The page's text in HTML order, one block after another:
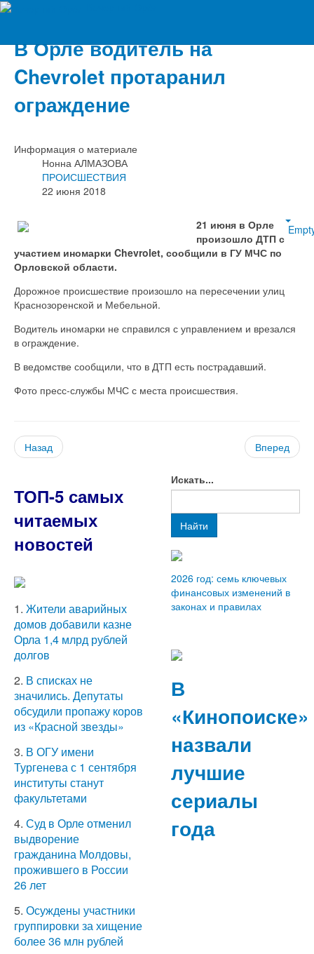
В Орле водитель на
Chevrolet протаранил
ограждение
Информация о материале
Нонна АЛМАЗОВА
ПРОИСШЕСТВИЯ
22 июня 2018
21 июня в Орле
произошло ДТП с
участием иномарки Chevrolet, сообщили в ГУ МЧС по
Орловской области.
Дорожное происшествие произошло на пересечении улиц
Краснозоренской и Мебельной.
Водитель иномарки не справился с управлением и врезался
в ограждение.
В ведомстве сообщили, что в ДТП есть пострадавший.
Фото пресс-службы МЧС с места происшествия.
Назад Вперед
ТОП-5 самых
читаемых
новостей
1. Жители аварийных
домов добавили казне
Орла 1,4 млрд рублей
долгов
2. В списках не
значились. Депутаты
обсудили пропажу коров
из «Красной звезды»
3. В ОГУ имени
Тургенева с 1 сентября
институты станут
факультетами
4. Суд в Орле отменил
выдворение
гражданина Молдовы,
прожившего в России
26 лет
5. Осуждены участники
группировки за хищение
более 36 млн рублей
Искать...
Найти
2026 год: семь ключевых
финансовых изменений в
законах и правилах
В
«Кинопоиске»
назвали
лучшие
сериалы
года